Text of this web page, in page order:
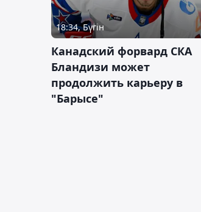
18:34, Бүгін
Канадский форвард СКА
Бландизи может
продолжить карьеру в
"Барысе"